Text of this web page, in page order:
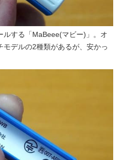
ルする「MaBeee(マビー)」。オ
モデルの2種類があるが、安かっ